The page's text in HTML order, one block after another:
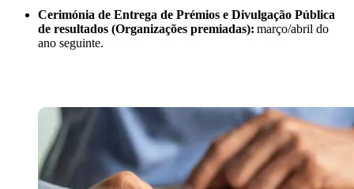
Cerimónia de Entrega de Prémios e Divulgação Pública
de resultados (Organizações premiadas): março/abril do
ano seguinte.